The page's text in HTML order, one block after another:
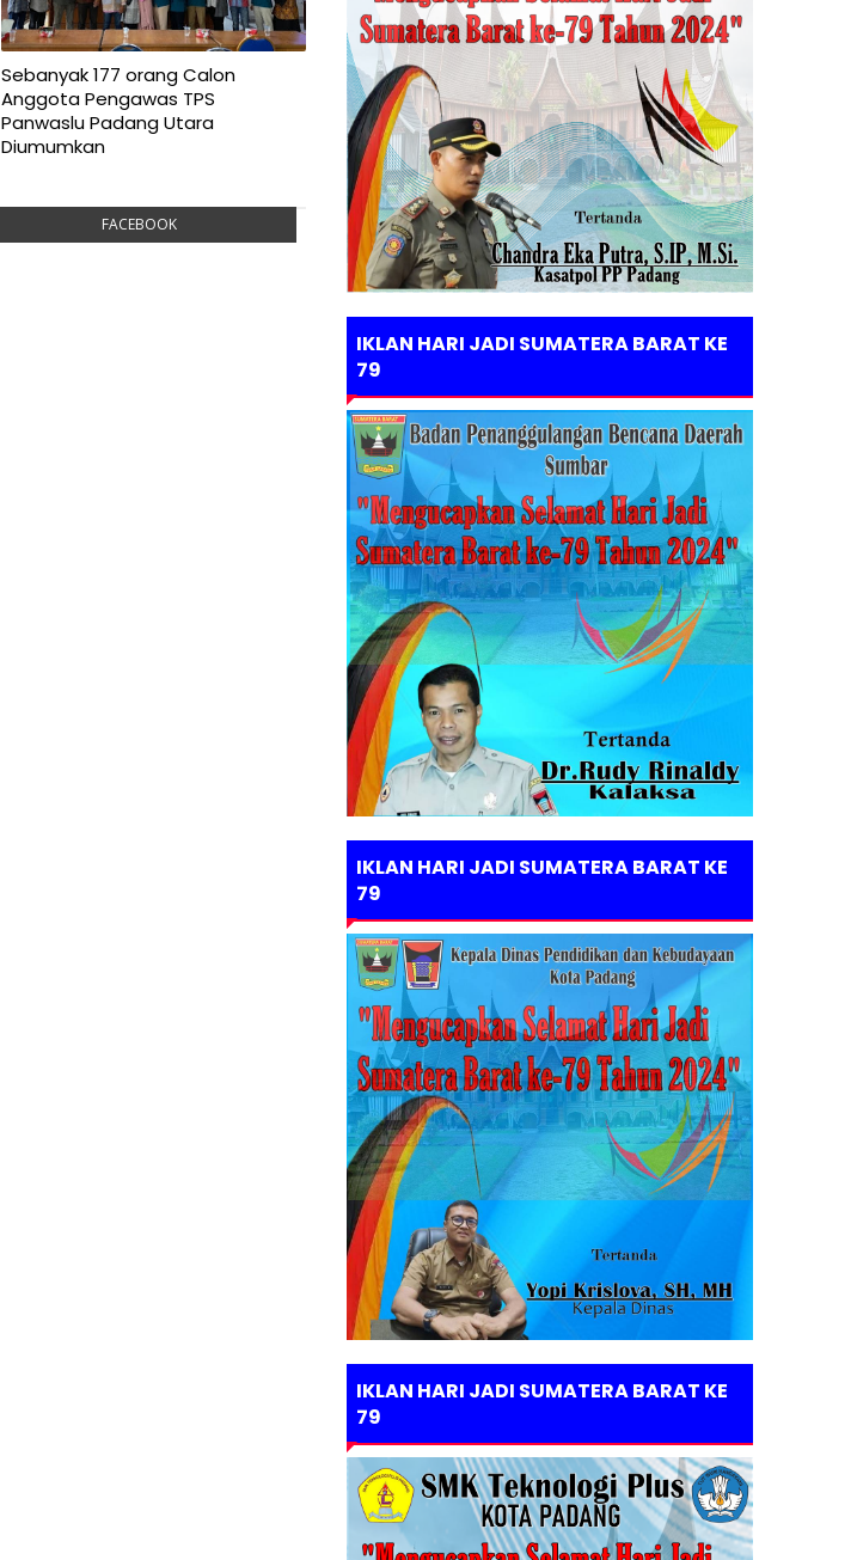
Sebanyak 177 orang Calon
Anggota Pengawas TPS
Panwaslu Padang Utara
Diumumkan
FACEBOOK
IKLAN HARI JADI SUMATERA BARAT KE
79
IKLAN HARI JADI SUMATERA BARAT KE
79
IKLAN HARI JADI SUMATERA BARAT KE
79